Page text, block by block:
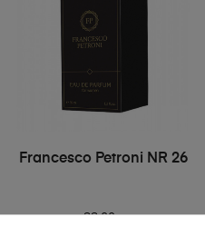
Francesco Petroni NR 26
33,00